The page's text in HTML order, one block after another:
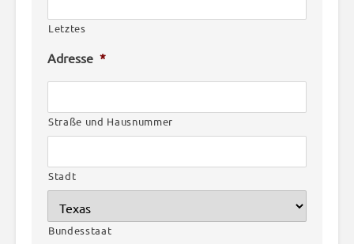
Letztes
Adresse *
Straße und Hausnummer
Stadt
Bundesstaat